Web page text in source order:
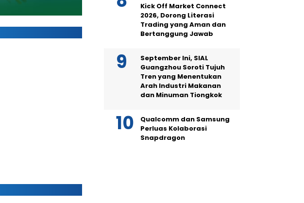
Kick Off Market Connect
2026, Dorong Literasi
Trading yang Aman dan
Bertanggung Jawab
September Ini, SIAL
Guangzhou Soroti Tujuh
Tren yang Menentukan
Arah Industri Makanan
dan Minuman Tiongkok
Qualcomm dan Samsung
Perluas Kolaborasi
Snapdragon